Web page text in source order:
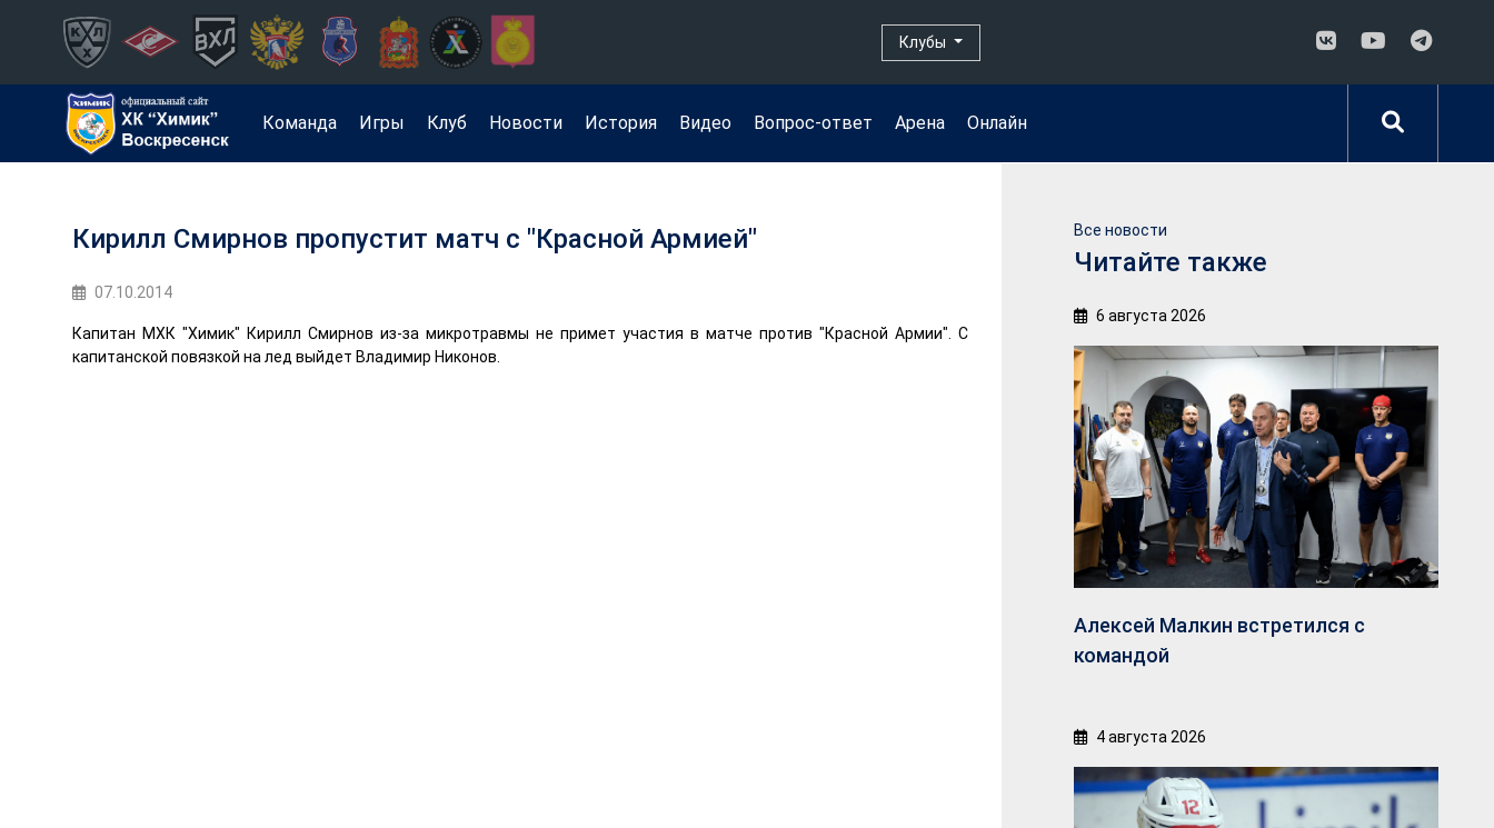
Клубы
Команда Игры Клуб Новости История Видео Вопрос-ответ Арена Онлайн
Кирилл Смирнов пропустит матч с "Красной Армией"
07.10.2014
Капитан МХК "Химик" Кирилл Смирнов из-за микротравмы не примет участия в матче против "Красной Армии". С
капитанской повязкой на лед выйдет Владимир Никонов.
Все новости
Читайте также
6 августа 2026
Алексей Малкин встретился с
командой
4 августа 2026